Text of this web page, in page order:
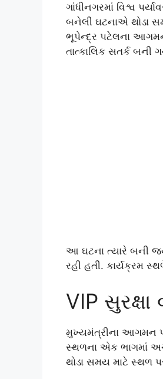
ગાંધીનગરમાં વિશ્વ
બનેલી ઘટનાએ થોડા
ભૂપેન્દ્ર પટેલના આગમન
તાત્કાલિક સતર્ક બની
આ ઘટના ત્યારે બની
રહી હતી. કાર્યક્રમ
VIP
મુખ્યમંત્રીના આગમન
સ્થળના એક ભાગમાં
થોડા સમય માટે સ્થળ